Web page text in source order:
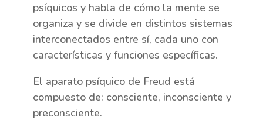
psíquicos y habla de cómo la mente se
organiza y se divide en distintos sistemas
interconectados entre sí, cada uno con
características y funciones específicas.
El aparato psíquico de Freud está
compuesto de: consciente, inconsciente y
preconsciente.